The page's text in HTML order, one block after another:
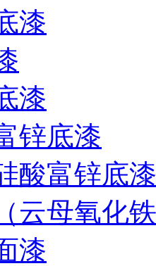
漆
漆
锌底漆
酸富锌底漆
云母氧化
漆